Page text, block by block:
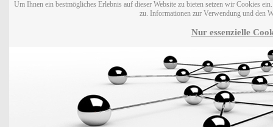
Um Ihnen ein bestmögliches Erlebnis auf dieser Website zu bieten setzen wir Cookies
zu. Informationen zur Verwendung und den
Nur essenzielle